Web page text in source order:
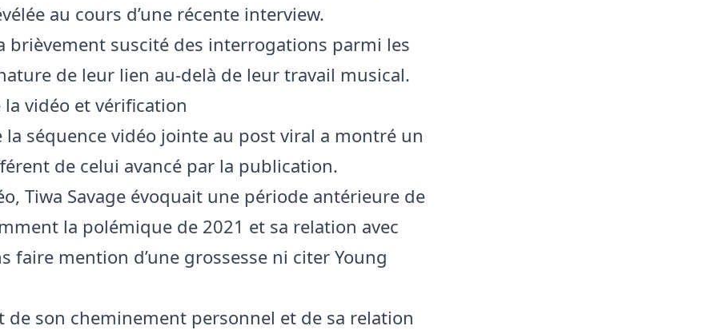
au cours d’une récente interview.
brièvement suscité des interrogations parmi les
de leur lien au-delà de leur travail musical.
vidéo et vérification
la séquence vidéo jointe au post viral a montré un
de celui avancé par la publication.
Tiwa Savage évoquait une période antérieure de
la polémique de 2021 et sa relation avec
faire mention d’une grossesse ni citer Young
de son cheminement personnel et de sa relation